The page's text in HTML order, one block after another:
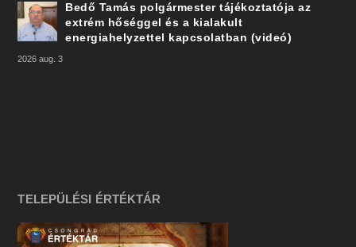
Bedő Tamás polgármester tájékoztatója az
extrém hőséggel és a kialakult
energiahelyzettel kapcsolatban (videó)
2026 aug. 3
TELEPÜLÉSI ÉRTÉKTÁR